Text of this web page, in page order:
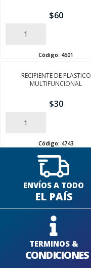
$60
AÑADIR
Código: 4501
RECIPIENTE DE PLASTICO
MULTIFUNCIONAL
$30
AÑADIR
Código: 4743
ENVÍOS A TODO
EL PAÍS
TERMINOS &
CONDICIONES